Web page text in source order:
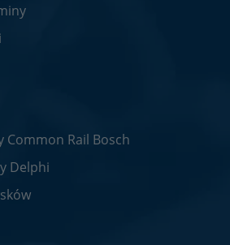
Common Rail Bosch
Delphi